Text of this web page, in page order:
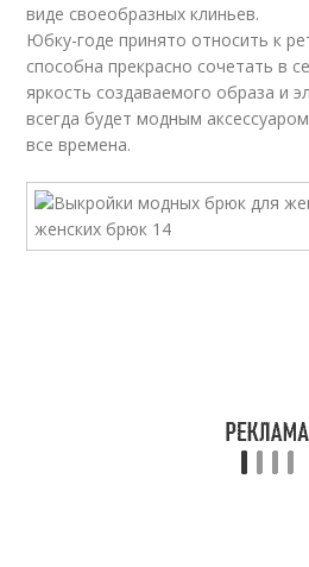
виде своеобразных клиньев.
Юбку-годе принято относить к
способна прекрасно сочетать в
яркость создаваемого образа и
всегда будет модным
все времена.